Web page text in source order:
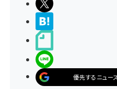
優先するニュー